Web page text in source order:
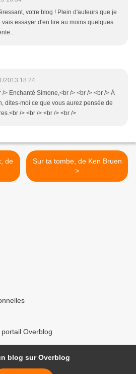
votre blog ! Plein d'auteurs que je
essayer d'en lire au moins quelques
2013 18:24
/> Enchanté Simone,<br /> <br /> <br /> À
dites-moi ce que vous aurez pensée de
/> <br /> <br /> <br />
Sur ta tombe, de Ken Bruen
>
Overblog
blog sur Overblog